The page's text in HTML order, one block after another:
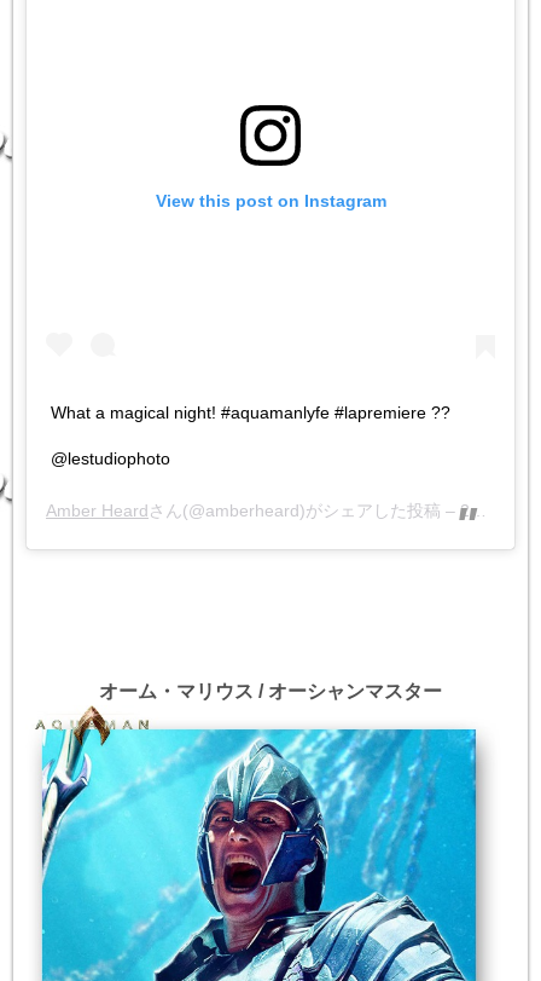
View this post on Instagram
What a magical night! #aquamanlyfe #lapremiere ??
@lestudiophoto
Amber Heardさん(@amberheard)がシェアした投稿 – 2018年12月月13日午前7時56分PST
オーム・マリウス / オーシャンマスター